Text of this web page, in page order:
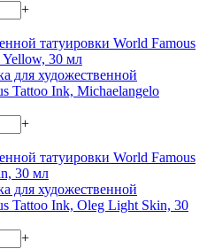
+
для художественной
Tattoo Ink, Michaelangelo
+
для художественной
Tattoo Ink, Oleg Light Skin, 30
+